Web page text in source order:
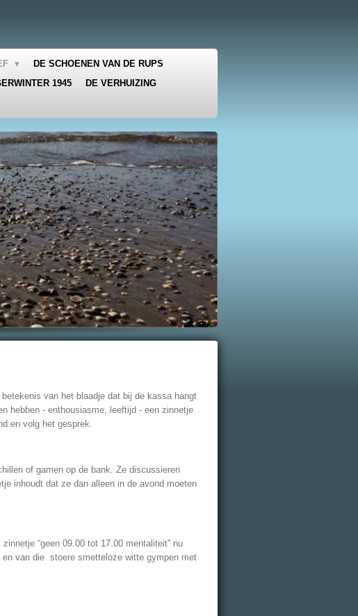
DE SCHOENEN VAN DE RUPS
1945
DE VERHUIZING
van het blaadje dat bij de kassa hangt
hebben - enthousiasme, leeftijd - een zinnetje
en volg het gesprek.
of gamen op de bank. Ze discussieren
inhoudt dat ze dan alleen in de avond moeten
“geen 09.00 tot 17.00 mentaliteit” nu
van die stoere smetteloze witte gympen met